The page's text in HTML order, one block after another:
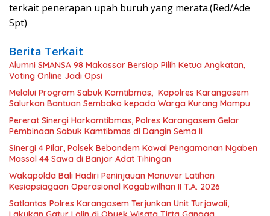
terkait penerapan upah buruh yang merata.(Red/Ade
Spt)
Berita Terkait
Alumni SMANSA 98 Makassar Bersiap Pilih Ketua Angkatan,
Voting Online Jadi Opsi
Melalui Program Sabuk Kamtibmas, Kapolres Karangasem
Salurkan Bantuan Sembako kepada Warga Kurang Mampu
Pererat Sinergi Harkamtibmas, Polres Karangasem Gelar
Pembinaan Sabuk Kamtibmas di Dangin Sema II
Sinergi 4 Pilar, Polsek Bebandem Kawal Pengamanan Ngaben
Massal 44 Sawa di Banjar Adat Tihingan
Wakapolda Bali Hadiri Peninjauan Manuver Latihan
Kesiapsiagaan Operasional Kogabwilhan II T.A. 2026
Satlantas Polres Karangasem Terjunkan Unit Turjawali,